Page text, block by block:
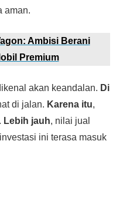
aman.
Ambisi Berani
Premium
akan keandalan. Di
di jalan. Karena itu,
Lebih jauh, nilai jual
ini terasa masuk